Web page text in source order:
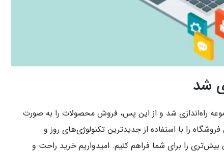
شد
راه‌اندازی شد و از این پس، فروش محصولات را به صورت
را با استفاده از جدیدترین تکنولوژی‌های روز و
بیش‌تری را برای شما فراهم کنیم. امیدواریم خرید راحت و